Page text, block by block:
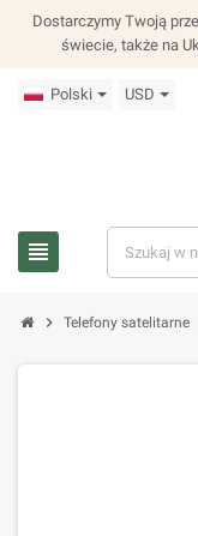
Dostarczymy Twoją
świecie, także na
Polski USD
view_headline
chevron_right Telefony satelitarne